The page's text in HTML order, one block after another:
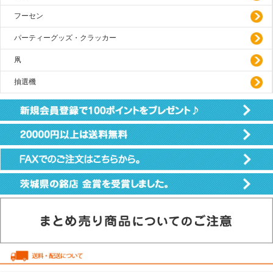
フーセン
パーティーグッズ・クラッカー
凧
抽選機